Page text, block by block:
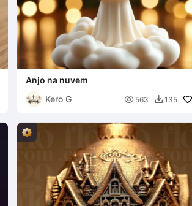
Anjo na nuvem
Kero G
 563  135